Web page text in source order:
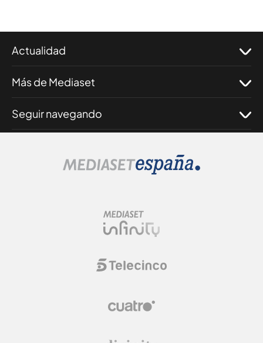
Actualidad
Más de Mediaset
Seguir navegando